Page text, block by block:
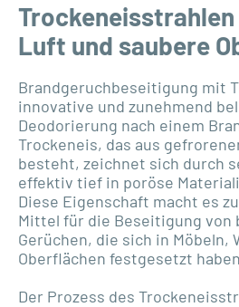
Luft und saubere
Brandgeruchbeseitigung mit
innovative und zunehmend
Deodorierung nach einem
Trockeneis, das aus
besteht, zeichnet sich durch
effektiv tief in poröse
Diese Eigenschaft macht es
Mittel für die Beseitigung von
Gerüchen, die sich in Möbeln,
Oberflächen festgesetzt
Der Prozess des